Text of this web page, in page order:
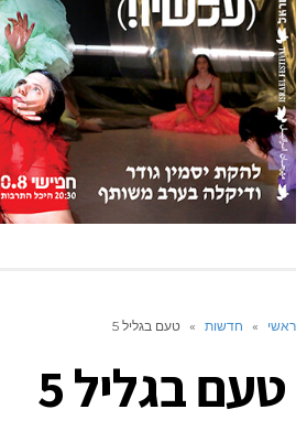
ראשי » חדשות » טעם בגליל 5
טעם בגליל 5